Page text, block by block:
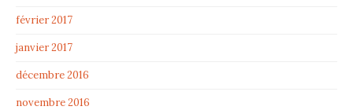
février 2017
janvier 2017
décembre 2016
novembre 2016